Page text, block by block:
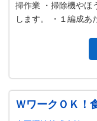
掃作業 ・掃除機やほ
します。 ・１編成あ
ＷワークＯＫ！